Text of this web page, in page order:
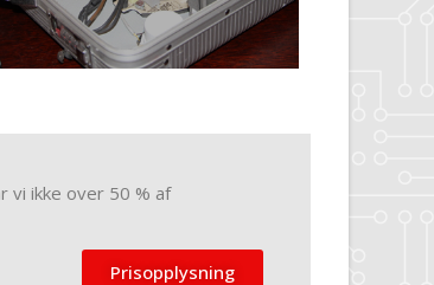
vi ikke over 50 % af
Prisopplysning